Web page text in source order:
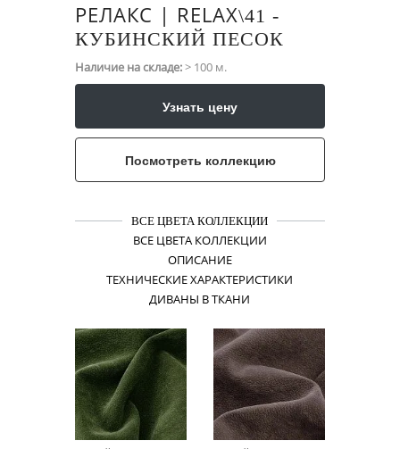
РЕЛАКС | RELAX\​41 -
КУБИНСКИЙ ПЕСОК
Наличие на складе:> 100 м.
Узнать цену
Посмотреть коллекцию
ВСЕ ЦВЕТА КОЛЛЕКЦИИ
ВСЕ ЦВЕТА КОЛЛЕКЦИИ
ОПИСАНИЕ
ТЕХНИЧЕСКИЕ ХАРАКТЕРИСТИКИ
ДИВАНЫ В ТКАНИ